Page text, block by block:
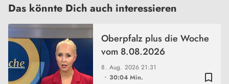
Das könnte Dich auch interessieren
bookmark_border
8. Aug. 202621:31
30:04 Min.
Oberpfalz plus die Woche
vom 8.08.2026